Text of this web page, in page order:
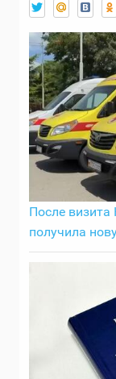
После
получила